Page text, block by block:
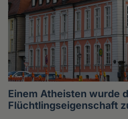
Einem Atheisten wurde
Flüchtlingseigenschaft